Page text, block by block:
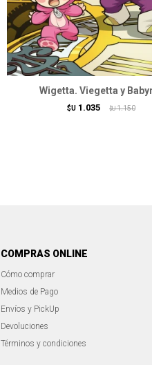
Wigetta. Viegetta y
$U 1.035 $U 1.150
COMPRAS ONLINE
Cómo comprar
Medios de Pago
Envíos y PickUp
Devoluciones
Términos y condiciones